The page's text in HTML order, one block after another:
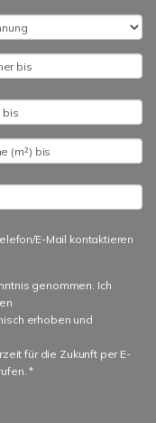
E-Mail kontaktieren
genommen. Ich
erhoben und
für die Zukunft per E-
*